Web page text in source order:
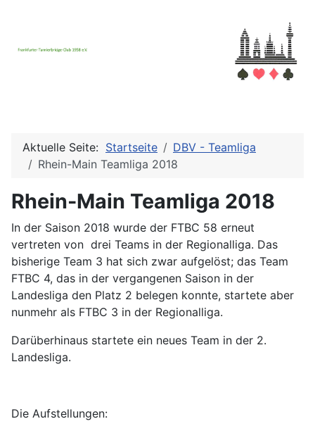
Aktuelle Seite: Startseite
DBV - Teamliga
Rhein-Main Teamliga 2018
Rhein-Main Teamliga 2018
In der Saison 2018 wurde der FTBC 58 erneut
vertreten von drei Teams in der Regionalliga. Das
bisherige Team 3 hat sich zwar aufgelöst; das Team
FTBC 4, das in der vergangenen Saison in der
Landesliga den Platz 2 belegen konnte, startete aber
nunmehr als FTBC 3 in der Regionalliga.
Darüberhinaus startete ein neues Team in der 2.
Landesliga.
Die Aufstellungen: